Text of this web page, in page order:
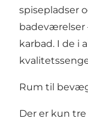
spisepladser
badeværelser
karbad. I de i
Rum til
Der er kun